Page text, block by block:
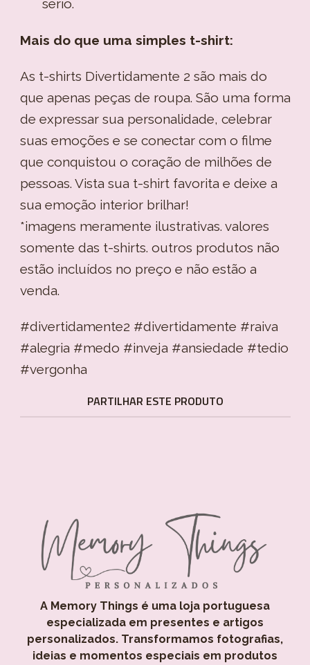
sério.
Mais do que uma simples t-shirt:
As t-shirts Divertidamente 2 são mais do
que apenas peças de roupa. São uma forma
de expressar sua personalidade, celebrar
suas emoções e se conectar com o filme
que conquistou o coração de milhões de
pessoas. Vista sua t-shirt favorita e deixe a
sua emoção interior brilhar!
*imagens meramente ilustrativas. valores
somente das t-shirts. outros produtos não
estão incluídos no preço e não estão a
venda.
#divertidamente2 #divertidamente #raiva
#alegria #medo #inveja #ansiedade #tedio
#vergonha
PARTILHAR ESTE PRODUTO
A Memory Things é uma loja portuguesa
especializada em presentes e artigos
personalizados. Transformamos fotografias,
ideias e momentos especiais em produtos